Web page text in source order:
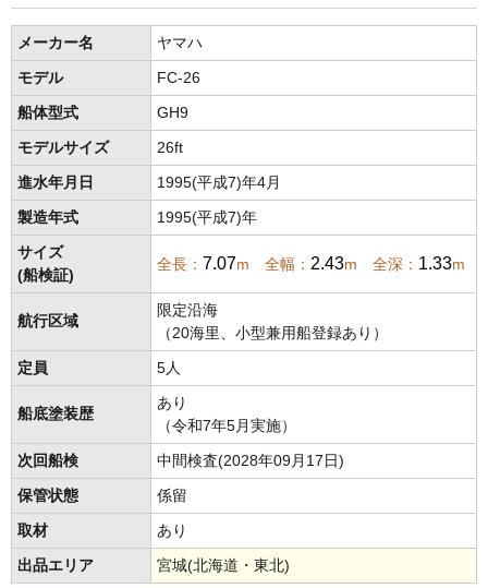
メーカー名 ヤマハ
モデル FC-26
船体型式 GH9
モデルサイズ 26ft
進水年月日 1995(平成7)年4月
製造年式 1995(平成7)年
サイズ
(船検証)
全長： 7.07m 全幅： 2.43m 全深： 1.33m
航行区域
限定沿海
（20海里、小型兼用船登録あり）
定員 5人
船底塗装歴
あり
（令和7年5月実施）
次回船検 中間検査(2028年09月17日)
保管状態 係留
取材 あり
出品エリア 宮城(北海道・東北)